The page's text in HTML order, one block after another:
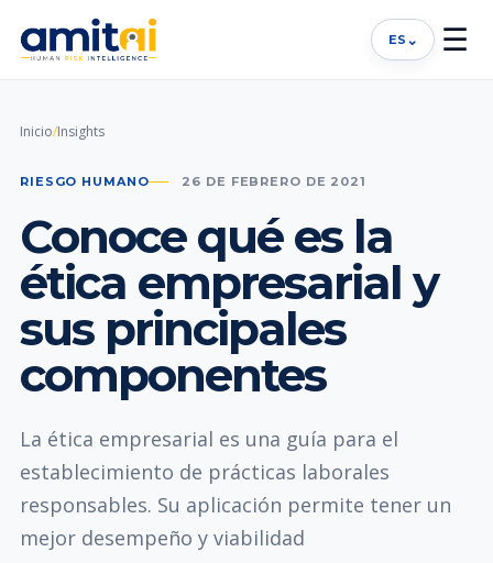
ES ⌄ ☰
Inicio/Insights
RIESGO HUMANO 26 DE FEBRERO DE 2021
Conoce qué es la
ética empresarial y
sus principales
componentes
La ética empresarial es una guía para el
establecimiento de prácticas laborales
responsables. Su aplicación permite tener un
mejor desempeño y viabilidad